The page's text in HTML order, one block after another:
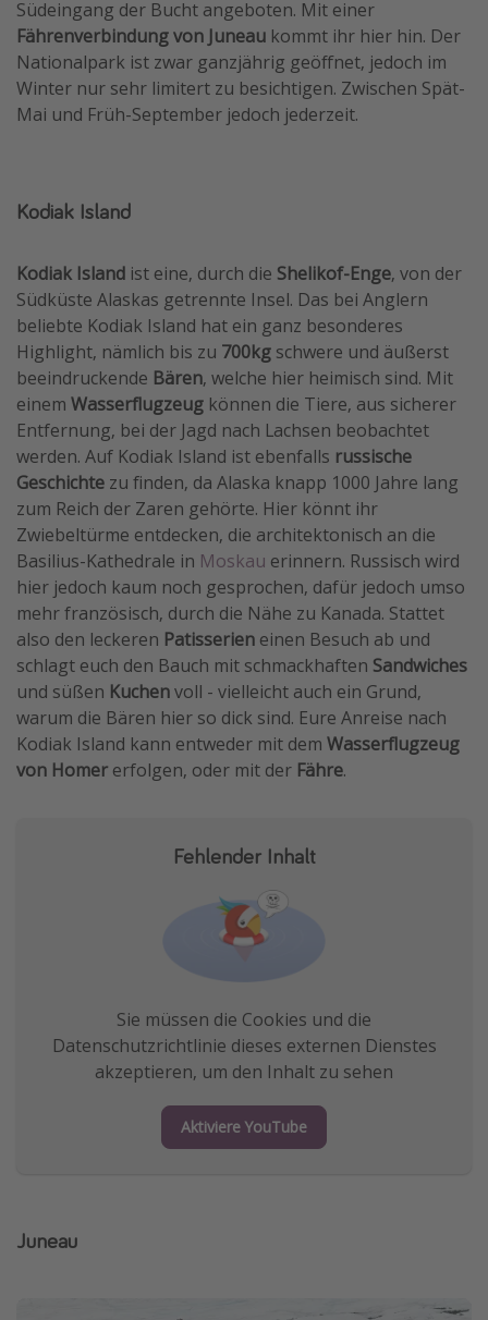
Südeingang der Bucht angeboten. Mit einer
Fährenverbindung von Juneau kommt ihr hier hin. Der
Nationalpark ist zwar ganzjährig geöffnet, jedoch im
Winter nur sehr limitert zu besichtigen. Zwischen Spät-
Mai und Früh-September jedoch jederzeit.
Kodiak Island
Kodiak Island ist eine, durch die Shelikof-Enge, von der
Südküste Alaskas getrennte Insel. Das bei Anglern
beliebte Kodiak Island hat ein ganz besonderes
Highlight, nämlich bis zu 700kg schwere und äußerst
beeindruckende Bären, welche hier heimisch sind. Mit
einem Wasserflugzeug können die Tiere, aus sicherer
Entfernung, bei der Jagd nach Lachsen beobachtet
werden. Auf Kodiak Island ist ebenfalls russische
Geschichte zu finden, da Alaska knapp 1000 Jahre lang
zum Reich der Zaren gehörte. Hier könnt ihr
Zwiebeltürme entdecken, die architektonisch an die
Basilius-Kathedrale in Moskau erinnern. Russisch wird
hier jedoch kaum noch gesprochen, dafür jedoch umso
mehr französisch, durch die Nähe zu Kanada. Stattet
also den leckeren Patisserien einen Besuch ab und
schlagt euch den Bauch mit schmackhaften Sandwiches
und süßen Kuchenvoll - vielleicht auch ein Grund,
warum die Bären hier so dick sind. Eure Anreise nach
Kodiak Island kann entweder mit dem Wasserflugzeug
von Homer erfolgen, oder mit der Fähre.
Fehlender Inhalt
Sie müssen die Cookies und die
Datenschutzrichtlinie dieses externen Dienstes
akzeptieren, um den Inhalt zu sehen
Aktiviere YouTube
Juneau